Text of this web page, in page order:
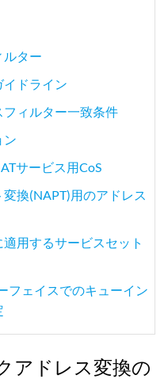
ルター
ドライン
ィルター一致条件
ン
サービス用CoS
換(NAPT)用のアドレス
用するサービスセット
フェイスでのキューイン
アドレス変換の